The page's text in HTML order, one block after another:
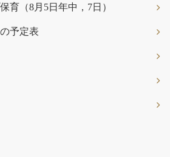
育（8月5日年中，7日）
予定表